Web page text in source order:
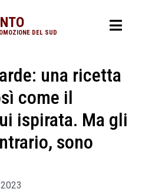
DEL SUD
una ricetta
come il
ispirata. Ma gli
sono